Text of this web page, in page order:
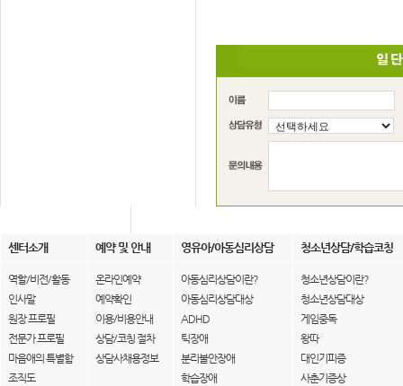
센터소개 예약 및 안내 영유아/아동심리상담 청소년상담/학습코칭
역할/비전/활동
인사말
원장 프로필
전문가 프로필
마음애의 특별함
조직도
온라인예약
예약확인
이용/비용안내
상담/코칭 절차
상담사채용정보
아동심리상담이란?
아동심리상담대상
ADHD
틱장애
분리불안장애
학습장애
청소년상담이란?
청소년상담대상
게임중독
왕따
대인기피증
사춘기증상